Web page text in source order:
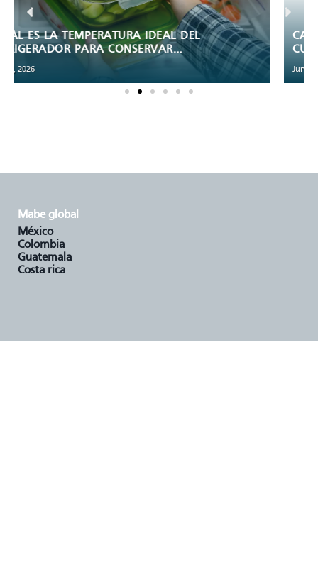
CAPACIDAD DEL REFRIGERADOR:
CUÁNTOS PIES CÚBICOS NECESITA TU
June 29, 2026
mabe global
méxico
colombia
guatemala
costa rica